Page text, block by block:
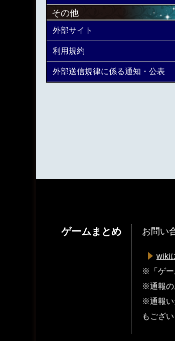
その他
外部サイト
利用規約
外部送信規律に係る通知・公表
ゲームまとめ お問い
wiki
※「ゲー
※通報の
※通報い
もござ